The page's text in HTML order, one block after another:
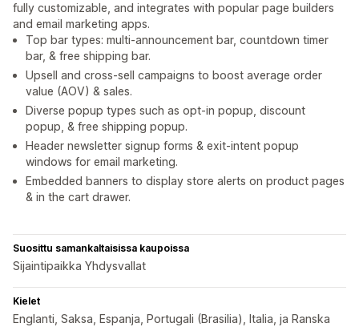
fully customizable, and integrates with popular page builders
and email marketing apps.
Top bar types: multi-announcement bar, countdown timer
bar, & free shipping bar.
Upsell and cross-sell campaigns to boost average order
value (AOV) & sales.
Diverse popup types such as opt-in popup, discount
popup, & free shipping popup.
Header newsletter signup forms & exit-intent popup
windows for email marketing.
Embedded banners to display store alerts on product pages
& in the cart drawer.
Suosittu samankaltaisissa kaupoissa
Sijaintipaikka Yhdysvallat
Kielet
Englanti, Saksa, Espanja, Portugali (Brasilia), Italia, ja Ranska